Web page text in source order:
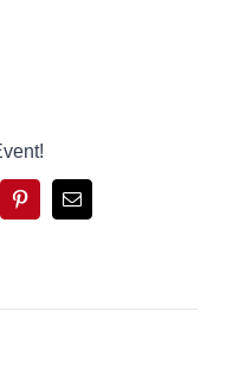
Pinterest
E-
Mail